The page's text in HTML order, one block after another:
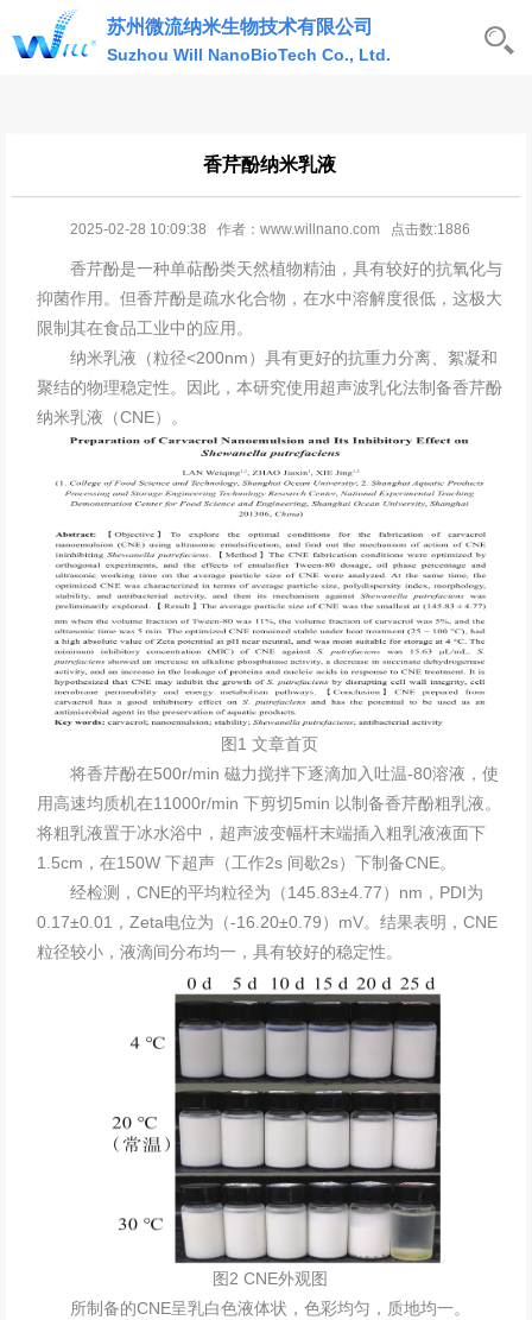
苏州微流纳米生物技术有限公司
Suzhou Will NanoBioTech Co., Ltd.
香芹酚纳米乳液
2025-02-28 10:09:38 作者：www.willnano.com 点击数:1886
香芹酚是一种单萜酚类天然植物精油，具有较好的抗氧化与
抑菌作用。但香芹酚是疏水化合物，在水中溶解度很低，这极大
限制其在食品工业中的应用。
纳米乳液 （粒径<200nm）具有更好的抗重力分离、絮凝和
聚结的物理稳定性。因此，本研究使用超声波乳化法制备香芹酚
纳米乳液（CNE）。
图1 文章首页
将香芹酚在500r/min 磁力搅拌下逐滴加入吐温-80溶液，使
用高速均质机在11000r/min 下剪切5min 以制备香芹酚粗乳液。
将粗乳液置于冰水浴中，超声波变幅杆末端插入粗乳液液面下
1.5cm，在150W 下超声（工作2s 间歇2s）下制备CNE。
经检测，CNE的平均粒径为（145.83±4.77）nm，PDI为
0.17±0.01，Zeta电位为（-16.20±0.79）mV。结果表明，CNE
粒径较小，液滴间分布均一，具有较好的稳定性。
图2 CNE外观图
所制备的CNE呈乳白色液体状，色彩均匀，质地均一。